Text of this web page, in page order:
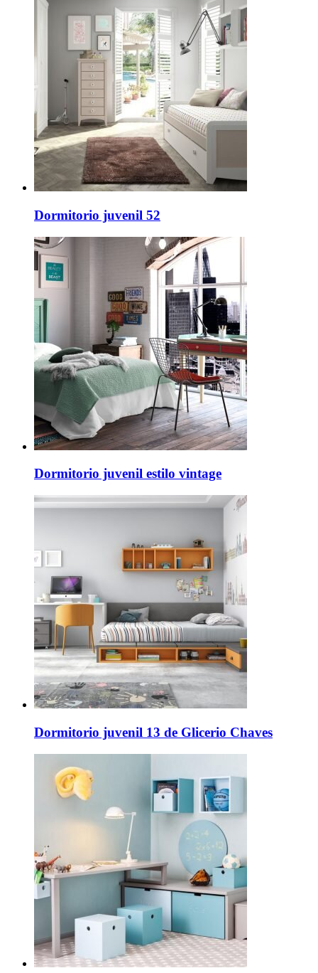
Dormitorio juvenil 52
Dormitorio juvenil estilo vintage
Dormitorio juvenil 13 de Glicerio Chaves